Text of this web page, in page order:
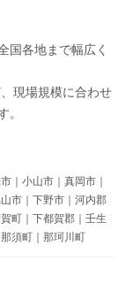
国各地まで幅広く
現場規模に合わせ
。
｜小山市｜真岡市｜
市｜下野市｜河内郡
町｜下都賀郡｜壬生
須町｜那珂川町